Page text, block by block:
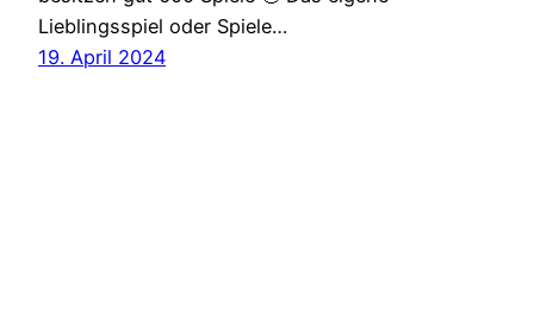
Lieblingsspiel oder Spiele…
19. April 2024